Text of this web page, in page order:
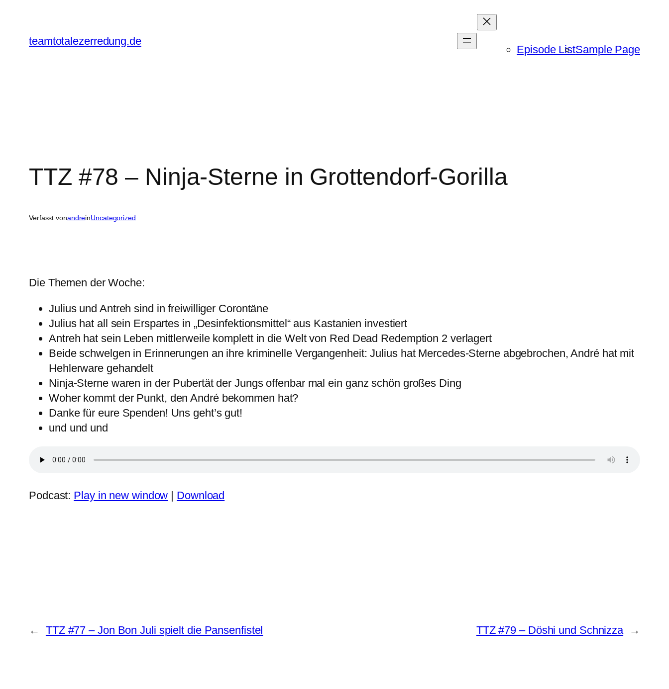
springenteamtotalezerredung.de
Episode ListSample Page
TTZ #78 – Ninja-Sterne in Grottendorf-Gorilla
Verfasst vonandreinUncategorized
Die Themen der Woche:
Julius und Antreh sind in freiwilliger Corontäne
Julius hat all sein Erspartes in „Desinfektionsmittel“ aus Kastanien investiert
Antreh hat sein Leben mittlerweile komplett in die Welt von Red Dead Redemption 2 verlagert
Beide schwelgen in Erinnerungen an ihre kriminelle Vergangenheit: Julius hat Mercedes-Sterne abgebrochen, André hat mit
Hehlerware gehandelt
Ninja-Sterne waren in der Pubertät der Jungs offenbar mal ein ganz schön großes Ding
Woher kommt der Punkt, den André bekommen hat?
Danke für eure Spenden! Uns geht’s gut!
und und und
Podcast: Play in new window Download
← TTZ #77 – Jon Bon Juli spielt die Pansenfistel TTZ #79 – Döshi und Schnizza →